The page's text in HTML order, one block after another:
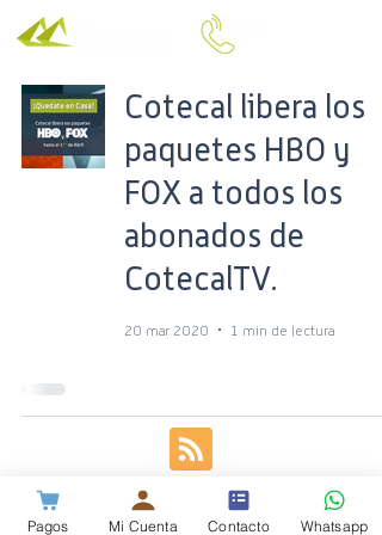
Cotecal libera los
paquetes HBO y
FOX a todos los
abonados de
CotecalTV.
20 mar 2020 1 min de lectura
Pagos Mi Cuenta Contacto Whatsapp